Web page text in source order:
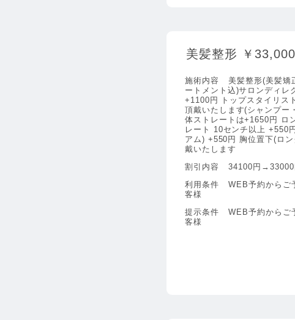
美髪整形 ￥33,000
施術内容
美髪整形(美髪矯
ートメント込)サロンディレ
+1100円 トップスタイリス
頂戴いたします(シャンプー
体ストレートは+1650円 ロ
レート 10センチ以上 +550
アム) +550円 胸位置下(ロ
戴いたします
割引内容
34100円→33000
利用条件
WEB予約からご
客様
提示条件
WEB予約からご
客様